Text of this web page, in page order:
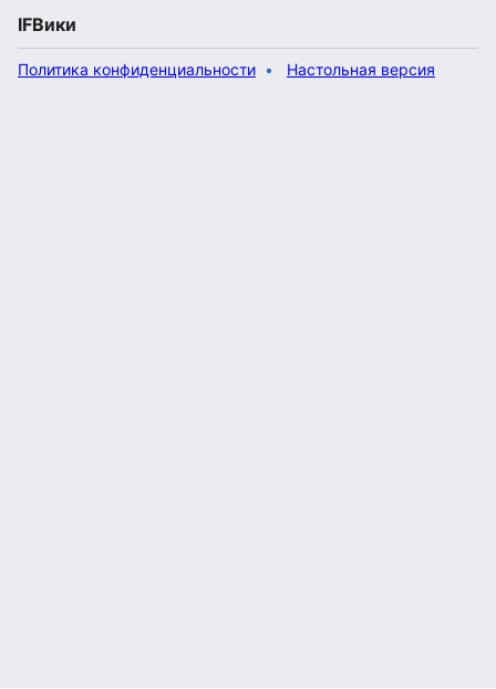
IFВики
Политика конфиденциальности Настольная версия